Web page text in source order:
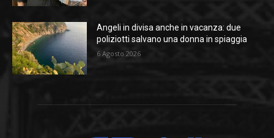
Angeli in divisa anche in vacanza: due
poliziotti salvano una donna in spiaggia
6 Agosto 2026